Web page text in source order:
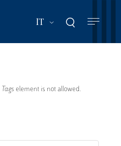
IT Mostra ulteriori
Tags element is not allowed.